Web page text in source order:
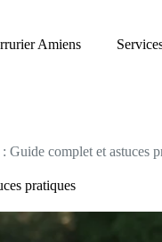
Amiens
Guide complet et astuces
pratiques